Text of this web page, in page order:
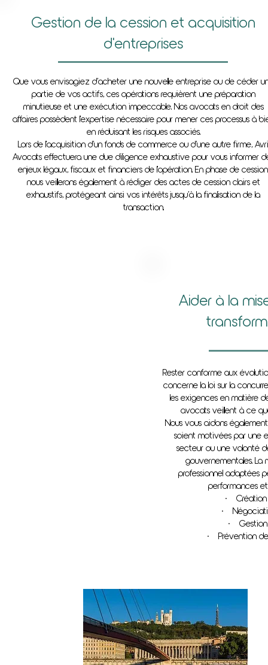
Gestion de la cession et acquisition
d'entreprises
Que vous envisagiez d’acheter une nouvelle entreprise ou de céder
partie de vos actifs, ces opérations requièrent une préparation
minutieuse et une exécution impeccable. Nos avocats en droit des
affaires possèdent l'expertise nécessaire pour mener ces processus à
en réduisant les risques associés.
Lors de l'acquisition d’un fonds de commerce ou d’une autre firme,
Avocats effectuera une due diligence exhaustive pour vous informer
enjeux légaux, fiscaux et financiers de l'opération. En phase de
nous veillerons également à rédiger des actes de cession clairs et
exhaustifs, protégeant ainsi vos intérêts jusqu’à la finalisation de la
transaction.
Aider à la
Rester conforme aux
concerne la loi sur la
les exigences en matière
avocats veillent à ce
Nous vous aidons
soient motivées par une
secteur ou une volonté
gouvernementales. La
professionnel adaptées
performances
• Création
•
• Gestion
• Prévention